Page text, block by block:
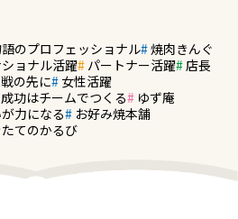
のプロフェッショナル 焼肉きんぐ
ョナル活躍 パートナー活躍 店長
の先に
女性活躍
成功はチームでつくる
ゆず庵
力になる
お好み焼本舗
てのかるび